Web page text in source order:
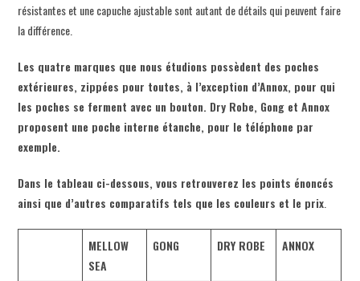
résistantes et une capuche ajustable sont autant de détails qui peuvent faire
la différence.
Les quatre marques que nous étudions possèdent des poches
extérieures, zippées pour toutes, à l’exception d’Annox, pour qui
les poches se ferment avec un bouton. Dry Robe, Gong et Annox
proposent une poche interne étanche, pour le téléphone par
exemple.
Dans le tableau ci-dessous, vous retrouverez les points énoncés
ainsi que d’autres comparatifs tels que les couleurs et le prix
MELLOW
SEA
GONG DRY ROBE ANNOX